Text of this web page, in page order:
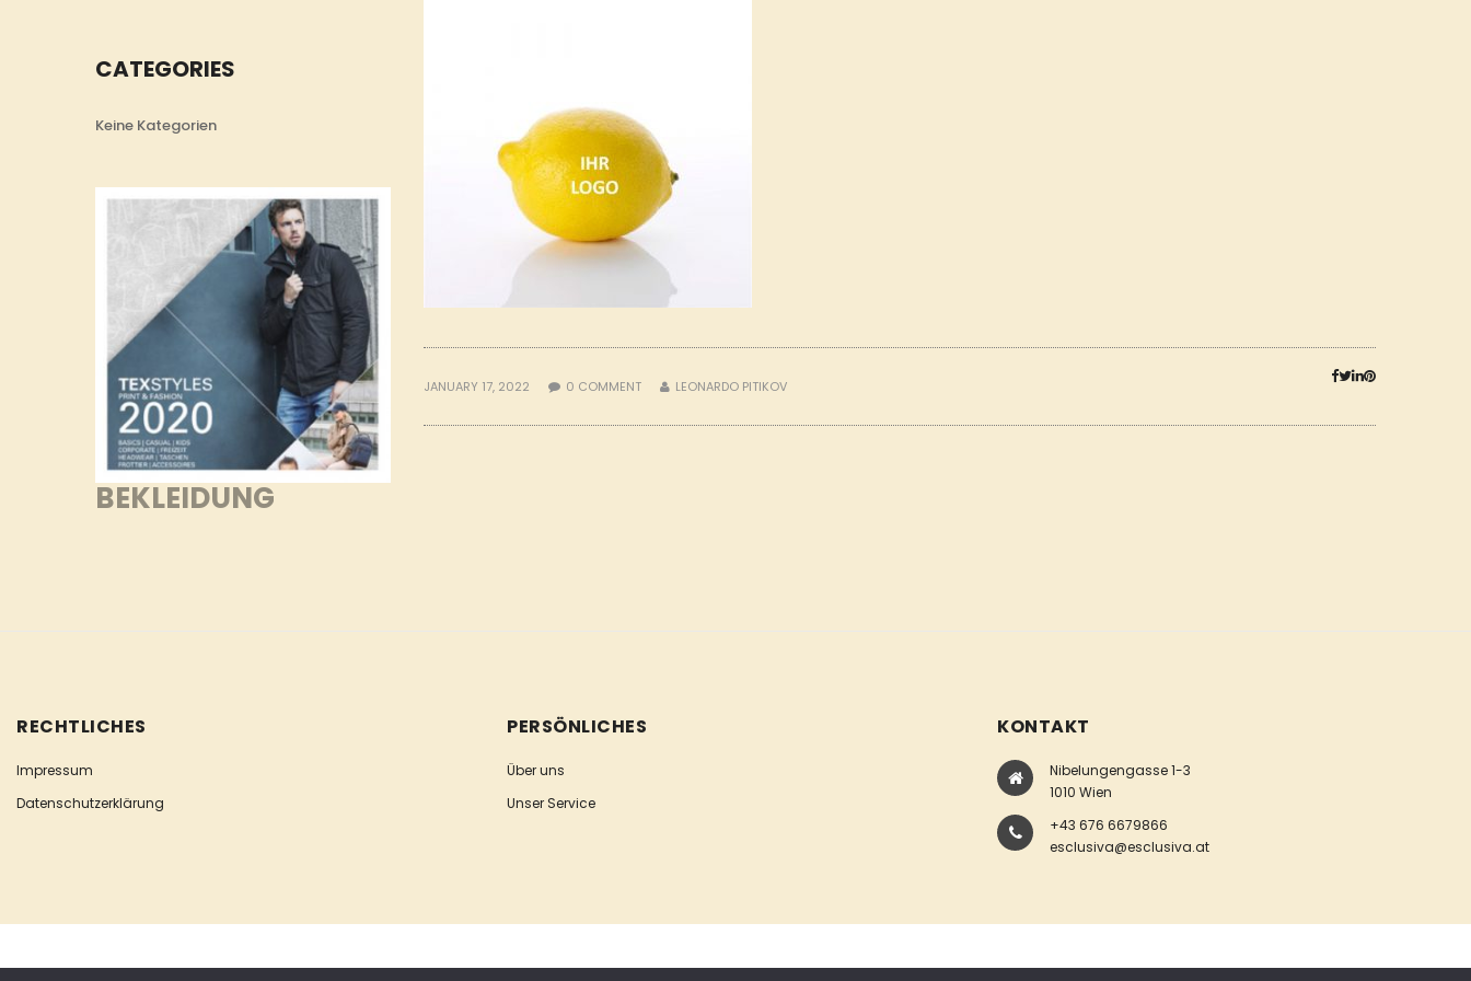
CATEGORIES
Keine Kategorien
BEKLEIDUNG
JANUARY 17, 2022 0 COMMENT LEONARDO PITIKOV
RECHTLICHES
Impressum
Datenschutzerklärung
PERSÖNLICHES
Über uns
Unser Service
KONTAKT
Nibelungengasse 1-3
1010 Wien
+43 676 6679866
esclusiva@esclusiva.at